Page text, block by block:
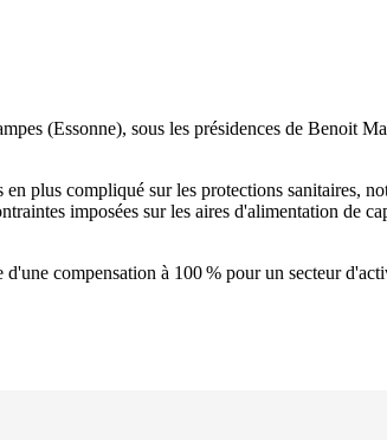
(Essonne), sous les présidences de Benoit
plus compliqué sur les protections sanitaires,
imposées sur les aires d'alimentation de
compensation à 100 % pour un secteur